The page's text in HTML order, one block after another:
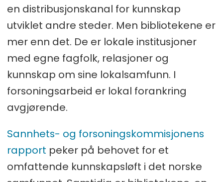
en distribusjonskanal for kunnskap
utviklet andre steder. Men bibliotekene er
mer enn det. De er lokale institusjoner
med egne fagfolk, relasjoner og
kunnskap om sine lokalsamfunn. I
forsoningsarbeid er lokal forankring
avgjørende.
Sannhets- og forsoningskommisjonens
rapport peker på behovet for et
omfattende kunnskapsløft i det norske